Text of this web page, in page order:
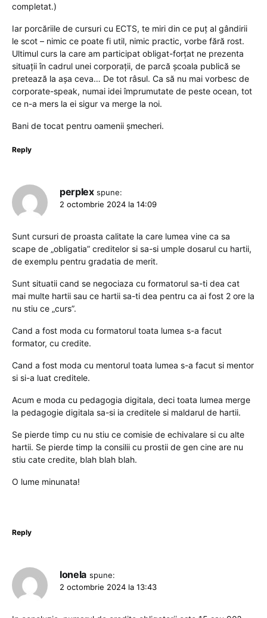
completat.)
Iar porcăriile de cursuri cu ECTS, te miri din ce puț al gândirii
le scot – nimic ce poate fi util, nimic practic, vorbe fără rost.
Ultimul curs la care am participat obligat-forțat ne prezenta
situații în cadrul unei corporații, de parcă școala publică se
pretează la așa ceva… De tot râsul. Ca să nu mai vorbesc de
corporate-speak, numai idei împrumutate de peste ocean, tot
ce n-a mers la ei sigur va merge la noi.
Bani de tocat pentru oamenii șmecheri.
Reply
perplex spune:
2 octombrie 2024 la 14:09
Sunt cursuri de proasta calitate la care lumea vine ca sa
scape de „obligatia” creditelor si sa-si umple dosarul cu hartii,
de exemplu pentru gradatia de merit.
Sunt situatii cand se negociaza cu formatorul sa-ti dea cat
mai multe hartii sau ce hartii sa-ti dea pentru ca ai fost 2 ore la
nu stiu ce „curs”.
Cand a fost moda cu formatorul toata lumea s-a facut
formator, cu credite.
Cand a fost moda cu mentorul toata lumea s-a facut si mentor
si si-a luat creditele.
Acum e moda cu pedagogia digitala, deci toata lumea merge
la pedagogie digitala sa-si ia creditele si maldarul de hartii.
Se pierde timp cu nu stiu ce comisie de echivalare si cu alte
hartii. Se pierde timp la consilii cu prostii de gen cine are nu
stiu cate credite, blah blah blah.
O lume minunata!
Reply
Ionela spune:
2 octombrie 2024 la 13:43